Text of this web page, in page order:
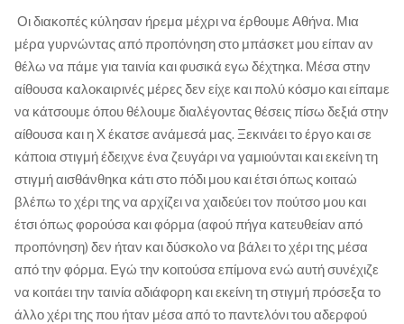
Οι διακοπές κύλησαν ήρεμα μέχρι να έρθουμε Αθήνα. Μια
μέρα γυρνώντας από προπόνηση στο μπάσκετ μου είπαν αν
θέλω να πάμε για ταινία και φυσικά εγω δέχτηκα. Μέσα στην
αίθουσα καλοκαιρινές μέρες δεν είχε και πολύ κόσμο και είπαμε
να κάτσουμε όπου θέλουμε διαλέγοντας θέσεις πίσω δεξιά στην
αίθουσα και η Χ έκατσε ανάμεσά μας. Ξεκινάει το έργο και σε
κάποια στιγμή έδειχνε ένα ζευγάρι να γαμιούνται και εκείνη τη
στιγμή αισθάνθηκα κάτι στο πόδι μου και έτσι όπως κοιταώ
βλέπω το χέρι της να αρχίζει να χαιδεύει τον πούτσο μου και
έτσι όπως φορούσα και φόρμα (αφού πήγα κατευθείαν από
προπόνηση) δεν ήταν και δύσκολο να βάλει το χέρι της μέσα
από την φόρμα. Εγώ την κοιτούσα επίμονα ενώ αυτή συνέχιζε
να κοιτάει την ταινία αδιάφορη και εκείνη τη στιγμή πρόσεξα το
άλλο χέρι της που ήταν μέσα από το παντελόνι του αδερφού